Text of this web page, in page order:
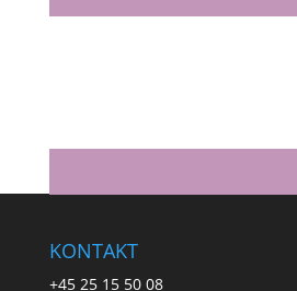
KONTAKT
+45 25 15 50 08